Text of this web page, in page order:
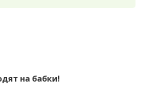
на бабки!